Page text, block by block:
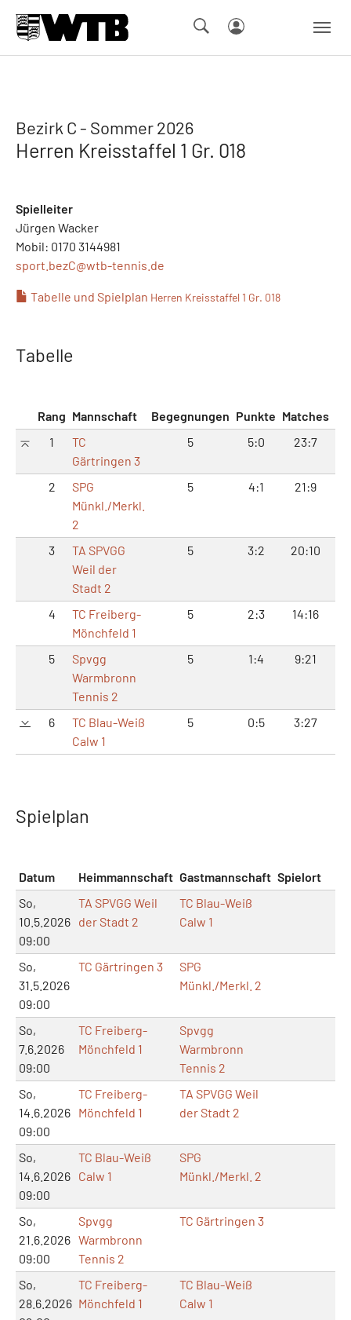
Bezirk C - Sommer 2026
Herren Kreisstaffel 1 Gr. 018
Spielleiter
Jürgen Wacker
Mobil: 0170 3144981
sport.bezC@wtb-tennis.de
Tabelle und Spielplan Herren Kreisstaffel 1 Gr. 018
Tabelle
Rang Mannschaft Begegnungen Punkte Matches
1
TC
Gärtringen 3
5 5:0 23:7
2
SPG
Münkl./Merkl.
2
5 4:1 21:9
3
TA SPVGG
Weil der
Stadt 2
5 3:2 20:10
4
TC Freiberg-
Mönchfeld 1
5 2:3 14:16
5
Spvgg
Warmbronn
Tennis 2
5 1:4 9:21
6
TC Blau-Weiß
Calw 1
5 0:5 3:27
Spielplan
Datum Heimmannschaft Gastmannschaft Spielort
So,
10.5.2026
09:00
TA SPVGG Weil
der Stadt 2
TC Blau-Weiß
Calw 1
So,
31.5.2026
09:00
TC Gärtringen 3
SPG
Münkl./Merkl. 2
So,
7.6.2026
09:00
TC Freiberg-
Mönchfeld 1
Spvgg
Warmbronn
Tennis 2
So,
14.6.2026
09:00
TC Freiberg-
Mönchfeld 1
TA SPVGG Weil
der Stadt 2
So,
14.6.2026
09:00
TC Blau-Weiß
Calw 1
SPG
Münkl./Merkl. 2
So,
21.6.2026
09:00
Spvgg
Warmbronn
Tennis 2
TC Gärtringen 3
So,
28.6.2026
TC Freiberg-
Mönchfeld 1
TC Blau-Weiß
Calw 1